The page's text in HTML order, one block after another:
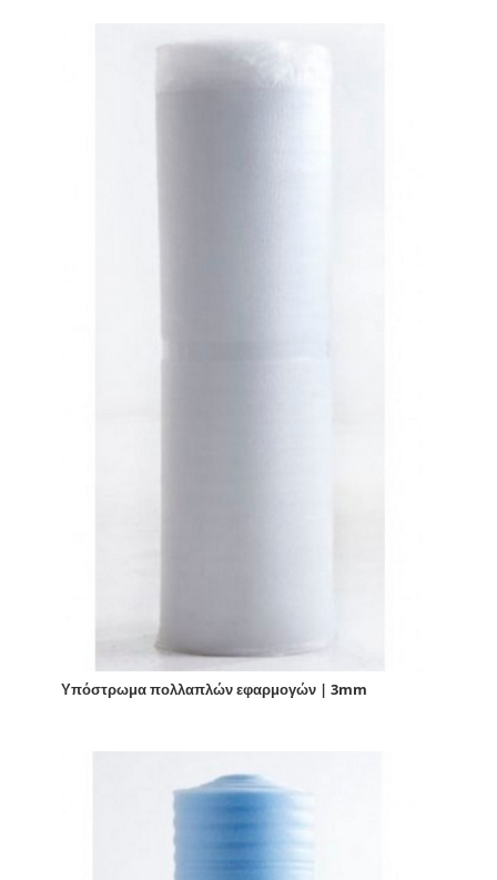
Υπόστρωμα πολλαπλών εφαρμογών | 3mm